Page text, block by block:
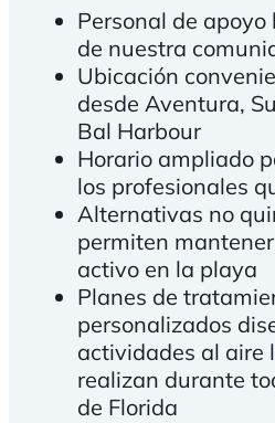
Personal de
de nuestra
Ubicación
desde Aventura,
Bal Harbour
Horario ampliado
los profesionales
Alternativas no
permiten
activo en la playa
Planes de
personalizados
actividades al aire
realizan durante
de Florida